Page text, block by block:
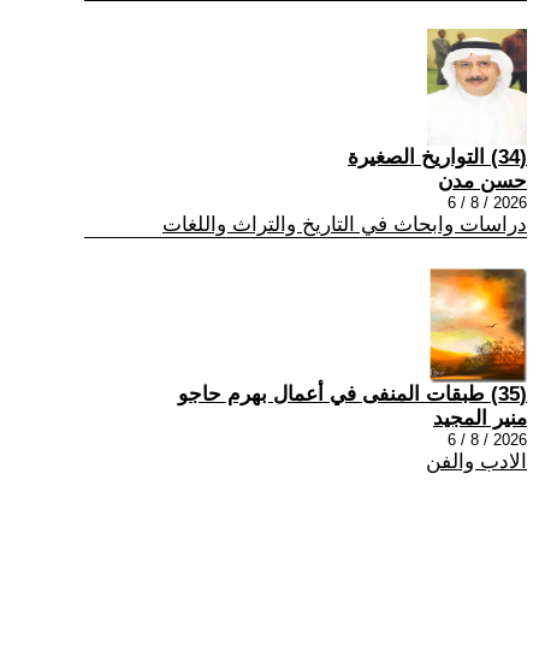
(34) التواريخ الصغيرة
حسن مدن
2026 / 8 / 6
دراسات وابحاث في التاريخ والتراث واللغات
(35) طبقات المنفى في أعمال بهرم حاجو
منير المجيد
2026 / 8 / 6
الادب والفن